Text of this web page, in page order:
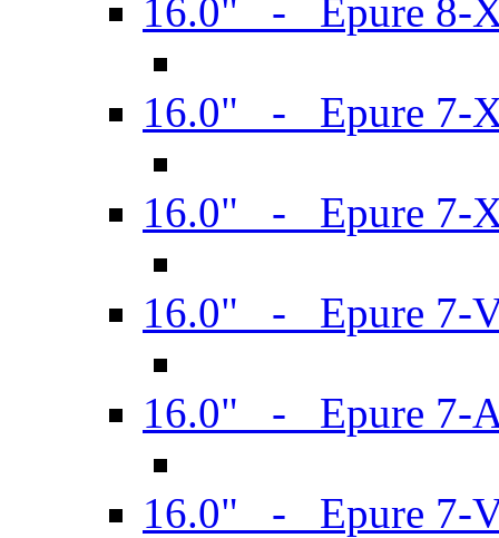
16.0" - Epure 8-
16.0" - Epure 7-
16.0" - Epure 7-
16.0" - Epure 7-
16.0" - Epure 7-
16.0" - Epure 7-